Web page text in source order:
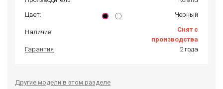
Цвет:
Черный
Наличие
Снят с
производства
Гарантия
2 года
Другие модели в этом разделе